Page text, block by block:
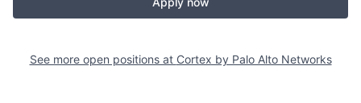
See more open positions at Cortex by Palo Alto Networks